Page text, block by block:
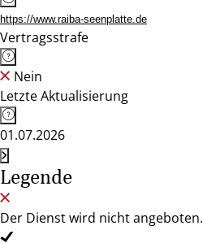
https://www.raiba-seenplatte.de
Vertragsstrafe
Nein
Letzte Aktualisierung
01.07.2026
Legende
Der Dienst wird nicht angeboten.